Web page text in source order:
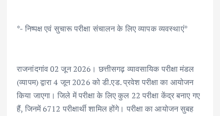
*- निष्पक्ष एवं सुचारू परीक्षा संचालन के लिए व्यापक व्यवस्थाएं*
राजनांदगांव 02 जून 2026। छत्तीसगढ़ व्यावसायिक परीक्षा मंडल
(व्यापम) द्वारा 4 जून 2026 को डी.एड. प्रवेश परीक्षा का आयोजन
किया जाएगा। जिले में परीक्षा के लिए कुल 22 परीक्षा केंद्र बनाए गए
हैं, जिनमें 6712 परीक्षार्थी शामिल होंगे। परीक्षा का आयोजन सुबह